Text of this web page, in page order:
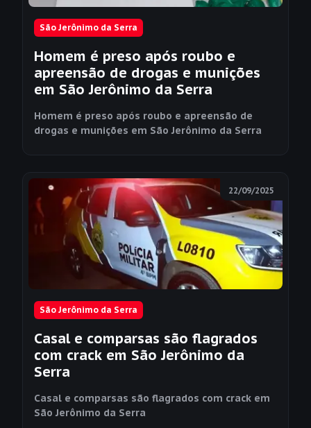
São Jerônimo da Serra
Homem é preso após roubo e
apreensão de drogas e munições
em São Jerônimo da Serra
Homem é preso após roubo e apreensão de
drogas e munições em São Jerônimo da Serra
22/09/2025
São Jerônimo da Serra
Casal e comparsas são flagrados
com crack em São Jerônimo da
Serra
Casal e comparsas são flagrados com crack em
São Jerônimo da Serra